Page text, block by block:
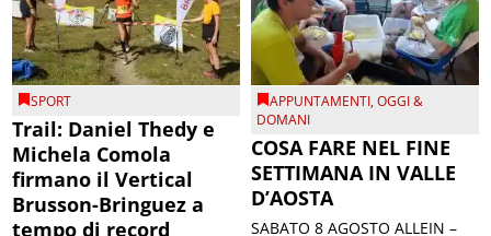
SPORT
Trail: Daniel Thedy e
Michela Comola
firmano il Vertical
Brusson-Bringuez a
tempo di record
APPUNTAMENTI,OGGI &
DOMANI
COSA FARE NEL FINE
SETTIMANA IN VALLE
D’AOSTA
SABATO 8 AGOSTO ALLEIN –